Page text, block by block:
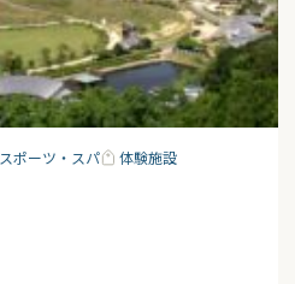
スポーツ・スパ
体験施設